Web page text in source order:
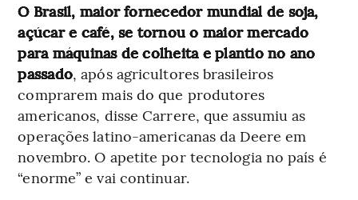
O Brasil, maior fornecedor mundial de soja,
açúcar e café, se tornou o maior mercado
para máquinas de colheita e plantio no ano
passado, após agricultores brasileiros
comprarem mais do que produtores
americanos, disse Carrere, que assumiu as
operações latino-americanas da Deere em
novembro. O apetite por tecnologia no país é
“enorme” e vai continuar.